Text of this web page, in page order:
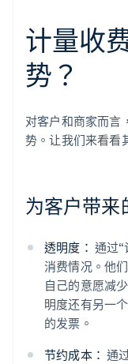
计量收
势？
对客户和商家而言
势。让我们来看看
为客户带来
透明度： 通过
消费情况。他
自己的意愿减
明度还有另一
的发票。
节约成本： 通